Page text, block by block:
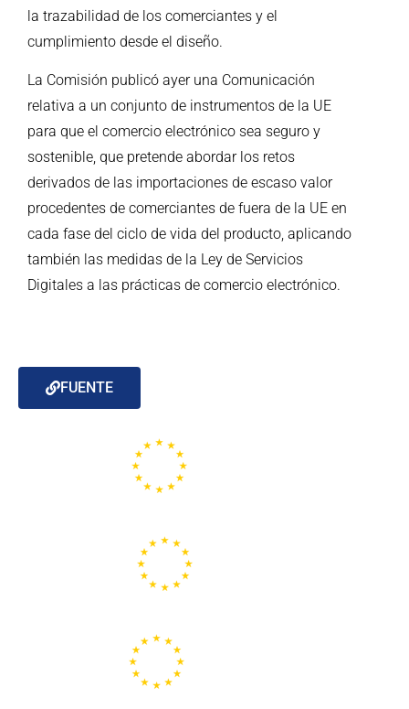
la trazabilidad de los comerciantes y el
cumplimiento desde el diseño.
La Comisión publicó ayer una Comunicación
relativa a un conjunto de instrumentos de la UE
para que el comercio electrónico sea seguro y
sostenible, que pretende abordar los retos
derivados de las importaciones de escaso valor
procedentes de comerciantes de fuera de la UE en
cada fase del ciclo de vida del producto, aplicando
también las medidas de la Ley de Servicios
Digitales a las prácticas de comercio electrónico.
FUENTE